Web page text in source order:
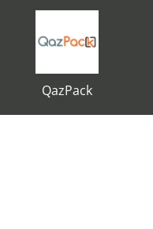
QazPack